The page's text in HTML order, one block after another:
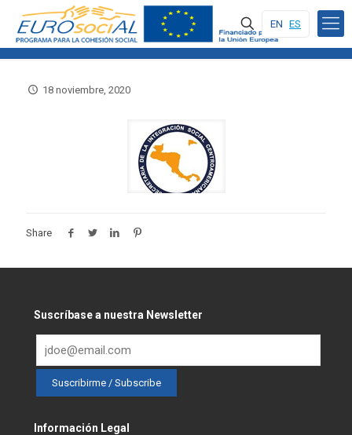
EN ES
18 noviembre, 2020
Share
Suscríbase a nuestra Newsletter
Información Legal